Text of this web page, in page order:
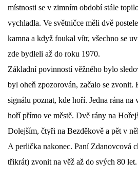
místnosti se v zimním období stále
vychladla. Ve světničce měli dvě
kamna a když foukal vítr, všechno se
zde bydleli až do roku 1970.
Základní povinností věžného bylo
byl oheň zpozorován, začalo se zvonit.
signálu poznat, kde hoří. Jedna rána na
hoří přímo ve městě. Dvě rány na
Dolejším, čtyři na Bezděkově a pět v
A perlička nakonec. Paní Zdanovcová
třikrát) zvonit na věž až do svých 80 let.